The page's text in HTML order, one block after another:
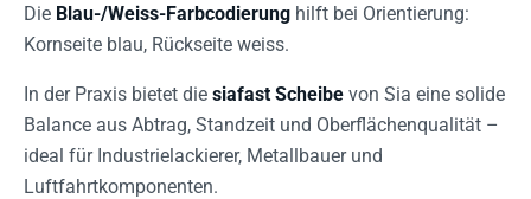
Die Blau-/Weiss-Farbcodierung hilft bei Orientierung:
Kornseite blau, Rückseite weiss.
In der Praxis bietet die siafast Scheibe von Sia eine solide
Balance aus Abtrag, Standzeit und Oberflächenqualität –
ideal für Industrielackierer, Metallbauer und
Luftfahrtkomponenten.